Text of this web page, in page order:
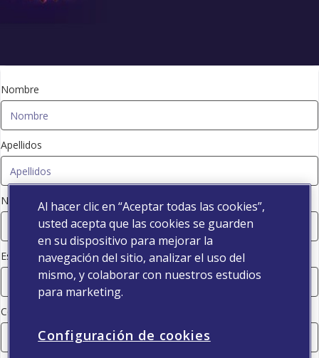
Nombre
Apellidos
Número de colegiado
Especialidad
Código postal
Al hacer clic en “Aceptar todas las cookies”,
usted acepta que las cookies se guarden
en su dispositivo para mejorar la
navegación del sitio, analizar el uso del
mismo, y colaborar con nuestros estudios
para marketing.
Configuración de cookies